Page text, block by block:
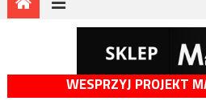
WESPRZYJ PROJEKT